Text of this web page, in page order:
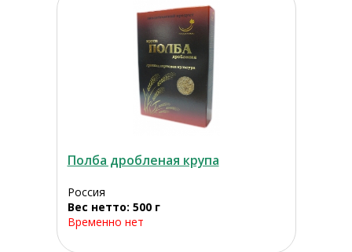
Полба дробленая крупа
Россия
Вес нетто: 500 г
Временно нет